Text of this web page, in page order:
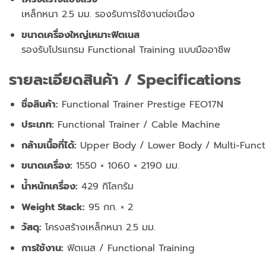
เหล็กหนา 2.5 มม. รองรับการใช้งานต่อเนื่อง
ขนาดเครื่องใหญ่เหมาะฟิตเนส
รองรับโปรแกรม Functional Training แบบมืออาชีพ
รายละเอียดสินค้า / Specifications
ชื่อสินค้า: Functional Trainer Prestige FEO17N
ประเภท: Functional Trainer / Cable Machine
กล้ามเนื้อที่ได้: Upper Body / Lower Body / Multi-
ขนาดเครื่อง: 1550 × 1060 × 2190 มม.
น้ำหนักเครื่อง: 429 กิโลกรัม
Weight Stack: 95 กก. × 2
วัสดุ: โครงสร้างเหล็กหนา 2.5 มม.
การใช้งาน: ฟิตเนส / Functional Training